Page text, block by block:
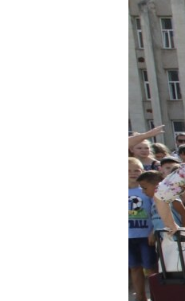
КРЫМ.НЕПОКОРЕННЫЙ
УКРАИНСКАЯ ПРОБЛЕМА КРЫМА